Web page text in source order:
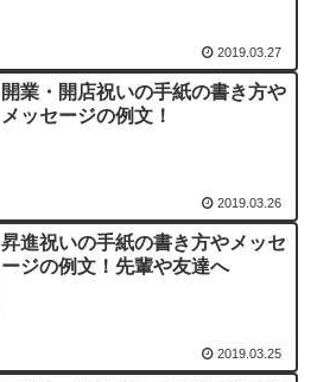
2019.03.27
開業・開店祝いの手紙の書き方や
メッセージの例文！
2019.03.26
昇進祝いの手紙の書き方やメッセ
ージの例文！先輩や友達へ
2019.03.25